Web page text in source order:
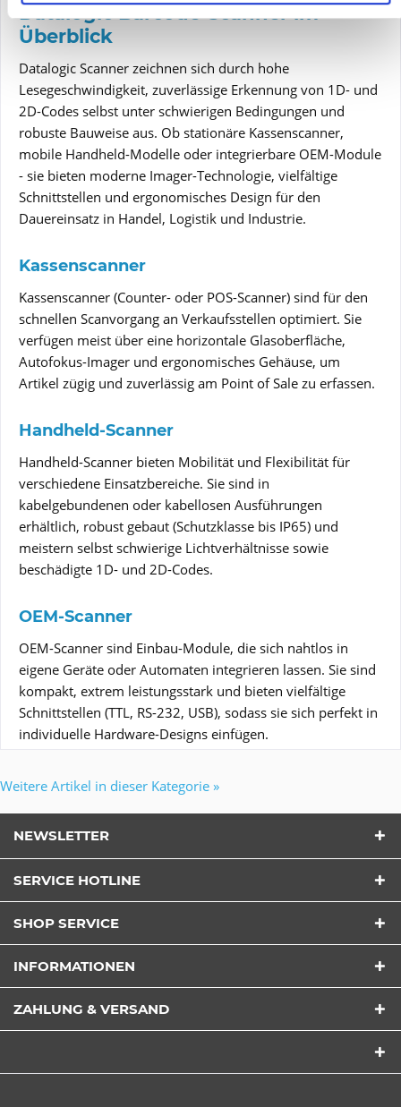
Datalogic Barcode-Scanner im
Überblick
Datalogic Scanner zeichnen sich durch hohe
Lesegeschwindigkeit, zuverlässige Erkennung von 1D- und
2D-Codes selbst unter schwierigen Bedingungen und
robuste Bauweise aus. Ob stationäre Kassenscanner,
mobile Handheld-Modelle oder integrierbare OEM-Module
- sie bieten moderne Imager-Technologie, vielfältige
Schnittstellen und ergonomisches Design für den
Dauereinsatz in Handel, Logistik und Industrie.
Kassenscanner
Kassenscanner (Counter- oder POS-Scanner) sind für den
schnellen Scanvorgang an Verkaufsstellen optimiert. Sie
verfügen meist über eine horizontale Glasoberfläche,
Autofokus-Imager und ergonomisches Gehäuse, um
Artikel zügig und zuverlässig am Point of Sale zu erfassen.
Handheld-Scanner
Handheld-Scanner bieten Mobilität und Flexibilität für
verschiedene Einsatzbereiche. Sie sind in
kabelgebundenen oder kabellosen Ausführungen
erhältlich, robust gebaut (Schutzklasse bis IP65) und
meistern selbst schwierige Lichtverhältnisse sowie
beschädigte 1D- und 2D-Codes.
OEM-Scanner
OEM-Scanner sind Einbau-Module, die sich nahtlos in
eigene Geräte oder Automaten integrieren lassen. Sie sind
kompakt, extrem leistungsstark und bieten vielfältige
Schnittstellen (TTL, RS-232, USB), sodass sie sich perfekt in
individuelle Hardware-Designs einfügen.
Weitere Artikel in dieser Kategorie »
NEWSLETTER
SERVICE HOTLINE
SHOP SERVICE
INFORMATIONEN
ZAHLUNG & VERSAND